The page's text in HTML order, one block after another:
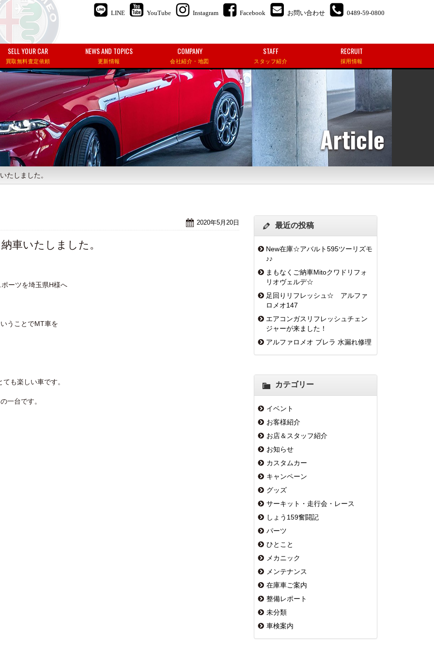
LINE YouTube Instagram Facebook お問い合わせ 0489-59-0800
SELL YOUR CAR
買取無料査定依頼
NEWS AND TOPICS
更新情報
COMPANY
会社紹介・地図
STAFF
スタッフ紹介
RECRUIT
採用情報
Article
たしました。
2020年5月20日
車いたしました。
ーツを埼玉県H様へ
うことでMT車を
も楽しい車です。
一台です。
最近の投稿
New在庫☆アバルト595ツーリズモ
♪♪
まもなくご納車Mitoクワドリフォ
リオヴェルデ☆
足回りリフレッシュ☆ アルファ
ロメオ147
エアコンガスリフレッシュチェン
ジャーが来ました！
アルファロメオ ブレラ 水漏れ修理
カテゴリー
イベント
お客様紹介
お店＆スタッフ紹介
お知らせ
カスタムカー
キャンペーン
グッズ
サーキット・走行会・レース
しょう159奮闘記
パーツ
ひとこと
メカニック
メンテナンス
在庫車ご案内
整備レポート
未分類
車検案内